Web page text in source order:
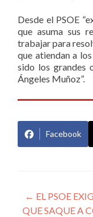
Desde el PSOE
que asuma sus
trabajar para
que atiendan a
sido los grandes
Ángeles Muñoz”.
Facebook
← EL PSOE
QUE SAQUE A